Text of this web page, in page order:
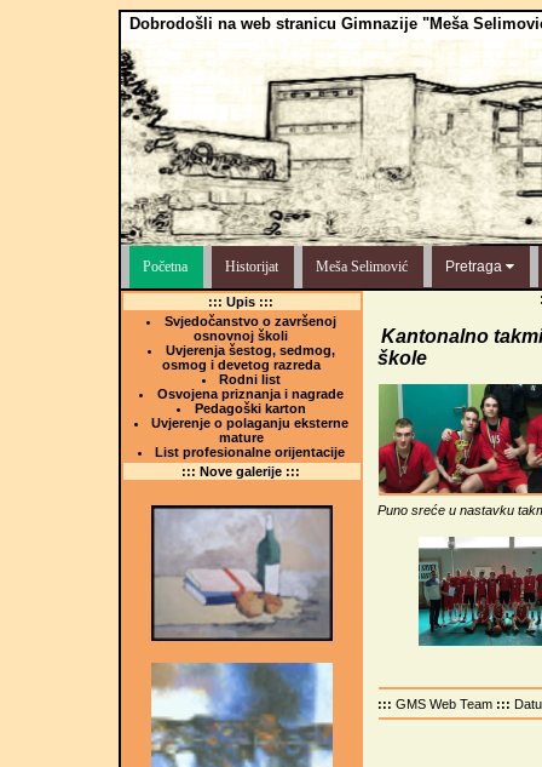
Dobrodošli na web stranicu Gimnazije "Meša
Početna Historijat Meša Selimović Pretraga
::: Upis :::
Svjedočanstvo o završenoj
osnovnoj školi
Uvjerenja šestog, sedmog,
osmog i devetog razreda
Rodni list
Osvojena priznanja i nagrade
Pedagoški karton
Uvjerenje o polaganju eksterne
mature
List profesionalne orijentacije
::: Nove galerije :::
Kantonalno
škole
Puno sreće u nastavku
:::GMS Web Team :::